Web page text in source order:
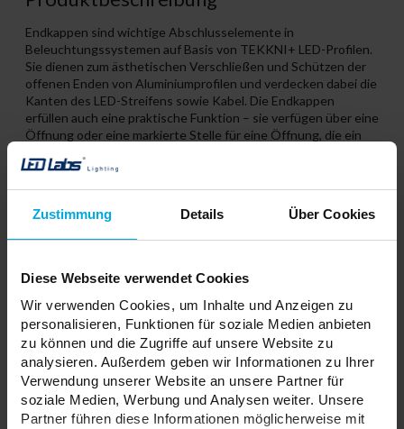
Zustimmung Details Über Cookies
Diese Webseite verwendet Cookies
Wir verwenden Cookies, um Inhalte und Anzeigen zu
personalisieren, Funktionen für soziale Medien anbieten
zu können und die Zugriffe auf unsere Website zu
analysieren. Außerdem geben wir Informationen zu Ihrer
Verwendung unserer Website an unsere Partner für
soziale Medien, Werbung und Analysen weiter. Unsere
Partner führen diese Informationen möglicherweise mit
Endkappen sind wichtige Abschlusselemente in
Beleuchtungssystemen auf Basis von TEKKNI+ LED-Profilen.
Sie dienen zum ästhetischen Verschließen und Schützen der
offenen Enden von Aluminiumprofilen und verdecken dabei die
Kanten des LED-Streifens sowie Kabel. Die Endkappen
erfüllen auch eine praktische Funktion – sie verfügen über eine
Öffnung oder eine markierte Stelle für eine Öffnung, die ein
Verwandte Produkte